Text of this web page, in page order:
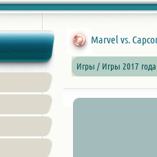
Marvel vs.
Игры / Игры 2017